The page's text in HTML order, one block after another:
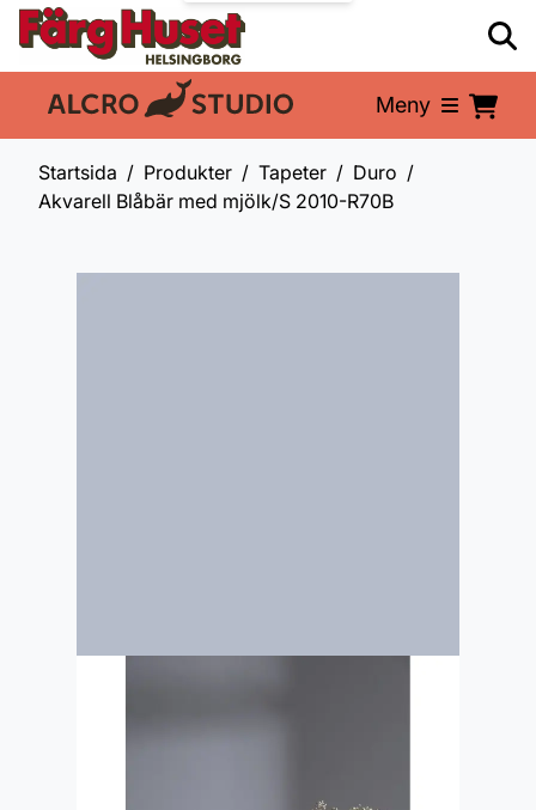
En del av: Meny
Startsida Produkter Tapeter
Duro
Akvarell Blåbär med mjölk/S 2010-R70B